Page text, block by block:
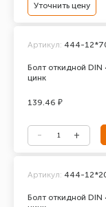
Уточнить цену
Болт откидной
цинк
Артикул: 444-
139.46 ₽
Болт откидной
Артикул: 444-